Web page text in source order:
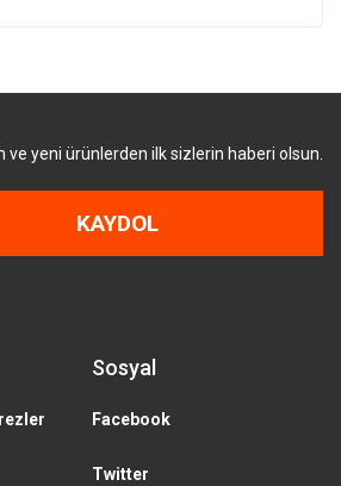
ve yeni ürünlerden ilk sizlerin haberi olsun.
KAYDOL
Sosyal
Facebook
Twitter